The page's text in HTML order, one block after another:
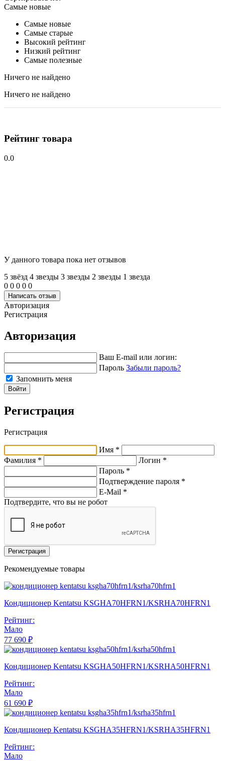
Самые новые
Самые новые
Самые старые
Высокий рейтинг
Низкий рейтинг
Самые полезные
Ничего не найдено
Ничего не найдено
Рейтинг товара
0.0
У данного товара пока нет отзывов
5 звёзд 4 звeзды 3 звeзды 2 звeзды 1 звeзда
0 0 0 0 0
Написать отзыв
Авторизация
Регистрация
Авторизация
Ваш E-mail или логин:
Пароль Забыли пароль?
Запомнить меня
Войти
Регистрация
Регистрация
Имя *
Фамилия *
Логин *
Пароль *
Подтверждение пароля *
E-Mail *
Подтвердите, что вы не робот
Регистрация
Рекомендуемые товары
Кондиционер Kentatsu KSGHA70HFRN1/KSRHA70HFRN1
Рейтинг:
Мало
77 690 ₽
Кондиционер Kentatsu KSGHA50HFRN1/KSRHA50HFRN1
Рейтинг:
Мало
61 690 ₽
Кондиционер Kentatsu KSGHA35HFRN1/KSRHA35HFRN1
Рейтинг:
Мало